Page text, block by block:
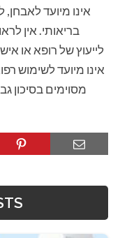
אינו מיועד
בריאותי. אין
לייעוץ של רופא או
אינו מיועד לשימוש
מסוימים בסיכון